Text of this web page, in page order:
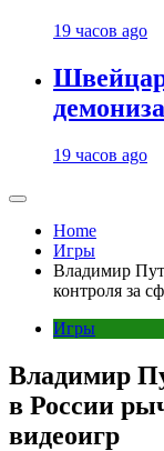
19 часов ago
19 часов ago
Home
Игры
Владимир
контроля за
Игры
Владимир
в России
видеоигр